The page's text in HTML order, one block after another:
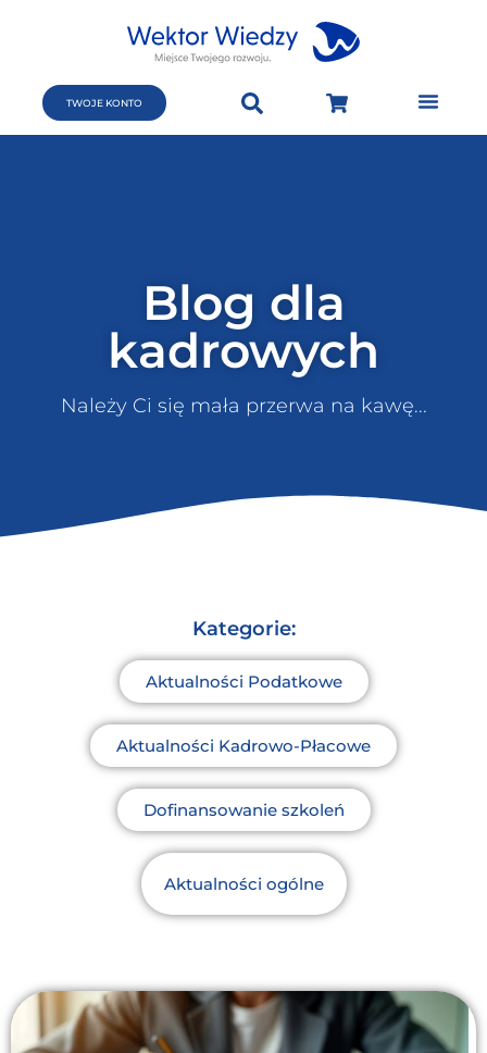
TWOJE KONTO
Blog dla
kadrowych
Należy Ci się mała przerwa na kawę...
Kategorie:
Aktualności Podatkowe
Aktualności Kadrowo-Płacowe
Dofinansowanie szkoleń
Aktualności ogólne